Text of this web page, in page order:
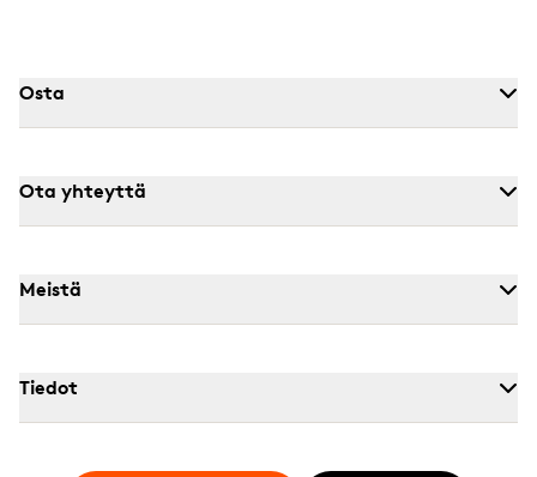
Osta
Ota yhteyttä
Meistä
Tiedot